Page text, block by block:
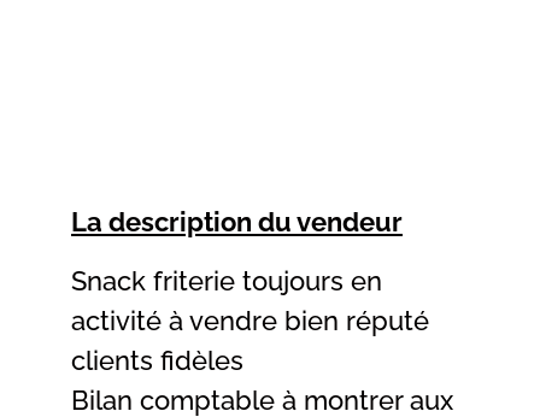
La description du vendeur
Snack friterie toujours en
activité à vendre bien réputé
clients fidèles
Bilan comptable à montrer aux